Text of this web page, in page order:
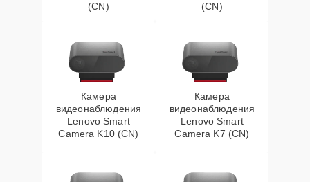
(CN) (CN)
Камера
видеонаблюдения
Lenovo Smart
Camera K10 (CN)
Камера
видеонаблюдения
Lenovo Smart
Camera K7 (CN)